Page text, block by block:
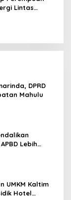
Lintas
DPRD
Mahulu
Lebih
UMKM Kaltim
Hotel